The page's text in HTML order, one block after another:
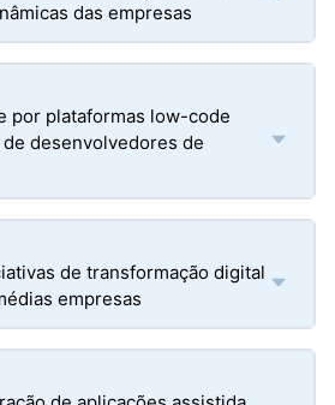
das empresas
por plataformas low-code
desenvolvedores de
de transformação digital
empresas